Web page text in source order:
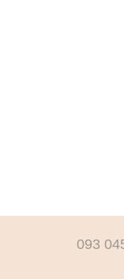
093